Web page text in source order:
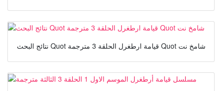
نتائج البحث Quot قيامة ارطغرل الحلقة 3 مترجمة Quot شامخ نت